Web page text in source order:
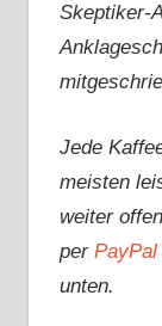
Skeptiker-
Jede
meisten
weiter
per PayPal
unten.